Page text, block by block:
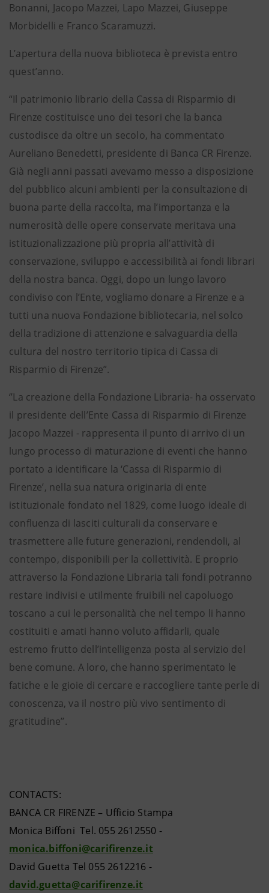
Bonanni, Jacopo Mazzei, Lapo Mazzei, Giuseppe
Morbidelli e Franco Scaramuzzi.
L’apertura della nuova biblioteca è prevista entro
quest’anno.
“Il patrimonio librario della Cassa di Risparmio di
Firenze costituisce uno dei tesori che la banca
custodisce da oltre un secolo, ha commentato
Aureliano Benedetti, presidente di Banca CR Firenze.
Già negli anni passati avevamo messo a disposizione
del pubblico alcuni ambienti per la consultazione di
buona parte della raccolta, ma l’importanza e la
numerosità delle opere conservate meritava una
istituzionalizzazione più propria all’attività di
conservazione, sviluppo e accessibilità ai fondi librari
della nostra banca. Oggi, dopo un lungo lavoro
condiviso con l’Ente, vogliamo donare a Firenze e a
tutti una nuova Fondazione bibliotecaria, nel solco
della tradizione di attenzione e salvaguardia della
cultura del nostro territorio tipica di Cassa di
Risparmio di Firenze”.
‘’La creazione della Fondazione Libraria- ha osservato
il presidente dell’Ente Cassa di Risparmio di Firenze
Jacopo Mazzei - rappresenta il punto di arrivo di un
lungo processo di maturazione di eventi che hanno
portato a identificare la ‘Cassa di Risparmio di
Firenze’, nella sua natura originaria di ente
istituzionale fondato nel 1829, come luogo ideale di
confluenza di lasciti culturali da conservare e
trasmettere alle future generazioni, rendendoli, al
contempo, disponibili per la collettività. E proprio
attraverso la Fondazione Libraria tali fondi potranno
restare indivisi e utilmente fruibili nel capoluogo
toscano a cui le personalità che nel tempo li hanno
costituiti e amati hanno voluto affidarli, quale
estremo frutto dell’intelligenza posta al servizio del
bene comune. A loro, che hanno sperimentato le
fatiche e le gioie di cercare e raccogliere tante perle di
conoscenza, va il nostro più vivo sentimento di
gratitudine’’.
CONTACTS:
BANCA CR FIRENZE – Ufficio Stampa
Monica Biffoni Tel. 055 2612550 -
monica.biffoni@carifirenze.it
David Guetta Tel 055 2612216 -
david.guetta@carifirenze.it